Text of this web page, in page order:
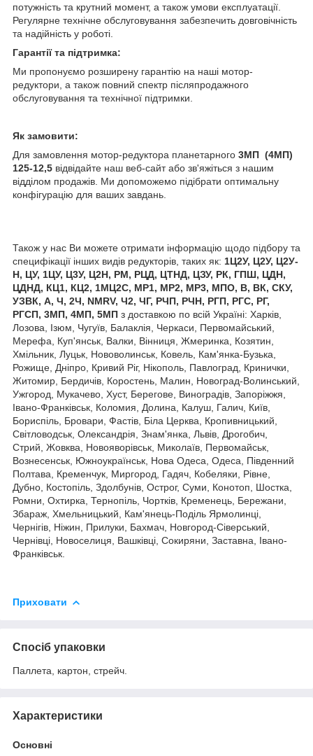
потужність та крутний момент, а також умови експлуатації.
Регулярне технічне обслуговування забезпечить довговічність
та надійність у роботі.
Гарантії та підтримка:
Ми пропонуємо розширену гарантію на наші мотор-
редуктори, а також повний спектр післяпродажного
обслуговування та технічної підтримки.
Як замовити:
Для замовлення мотор-редуктора планетарного 3МП (4МП)
125-12,5 відвідайте наш веб-сайт або зв'яжіться з нашим
відділом продажів. Ми допоможемо підібрати оптимальну
конфігурацію для ваших завдань.
Також у нас Ви можете отримати інформацію щодо підбору та
специфікації інших видів редукторів, таких як: 1Ц2У, Ц2У, Ц2У-
Н, ЦУ, 1ЦУ, Ц3У, Ц2Н, РМ, РЦД, ЦТНД, ЦЗУ, РК, ГПШ, ЦДН,
ЦДНД, КЦ1, КЦ2, 1МЦ2С, МР1, МР2, МР3, МПО, В, ВК, СКУ,
УЗВК, А, Ч, 2Ч, NMRV, Ч2, ЧГ, РЧП, РЧН, РГП, РГС, РГ,
РГСП, 3МП, 4МП, 5МП з доставкою по всій Україні: Харків,
Лозова, Ізюм, Чугуїв, Балаклія, Черкаси, Первомайський,
Мерефа, Куп'янськ, Валки, Вінниця, Жмеринка, Козятин,
Хмільник, Луцьк, Нововолинськ, Ковель, Кам'янка-Бузька,
Рожище, Дніпро, Кривий Ріг, Нікополь, Павлоград, Кринички,
Житомир, Бердичів, Коростень, Малин, Новоград-Волинський,
Ужгород, Мукачево, Хуст, Берегове, Виноградів, Запоріжжя,
Івано-Франківськ, Коломия, Долина, Калуш, Галич, Київ,
Бориспіль, Бровари, Фастів, Біла Церква, Кропивницький,
Світловодськ, Олександрія, Знам'янка, Львів, Дрогобич,
Стрий, Жовква, Новояворівськ, Миколаїв, Первомайськ,
Вознесенськ, Южноукраїнськ, Нова Одеса, Одеса, Південний
Полтава, Кременчук, Миргород, Гадяч, Кобеляки, Рівне,
Дубно, Костопіль, Здолбунів, Острог, Суми, Конотоп, Шостка,
Ромни, Охтирка, Тернопіль, Чортків, Кременець, Бережани,
Збараж, Хмельницький, Кам'янець-Поділь Ярмолинці,
Чернігів, Ніжин, Прилуки, Бахмач, Новгород-Сіверський,
Чернівці, Новоселиця, Вашківці, Сокиряни, Заставна, Івано-
Франківськ.
Приховати
Спосіб упаковки
Паллета, картон, стрейч.
Характеристики
Основні